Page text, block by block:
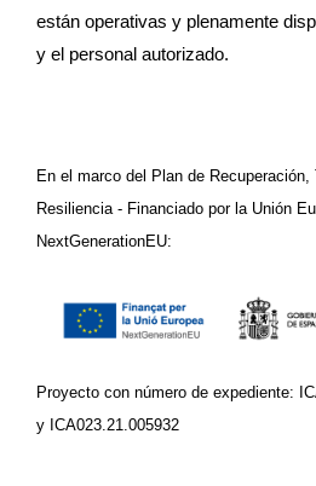
están operativas y plenamente
y el personal autorizado.
En el marco del Plan de
Resiliencia - Financiado por la Unión
NextGenerationEU:
Proyecto con número de expediente:
y ICA023.21.005932